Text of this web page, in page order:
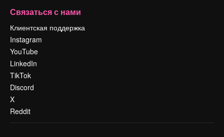
Связаться с нами
Клиентская поддержка
Instagram
YouTube
LinkedIn
TikTok
Discord
X
Reddit